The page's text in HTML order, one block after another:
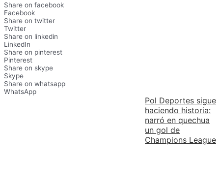
Share on facebook
Facebook
Share on twitter
Twitter
Share on linkedin
LinkedIn
Share on pinterest
Pinterest
Share on skype
Skype
Share on whatsapp
WhatsApp
Pol Deportes sigue
haciendo historia:
narró en quechua
un gol de
Champions League